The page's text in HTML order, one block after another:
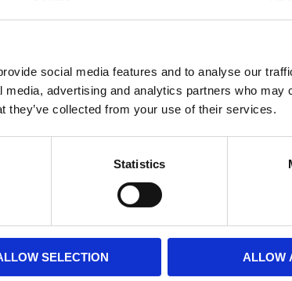
social media features and to analyse our
advertising and analytics partners who may
they’ve collected from your use of their services.
Statistics
SELECTION ALLOW
Dela med
c
b
o